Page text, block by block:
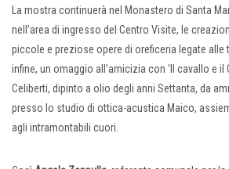
La mostra continuerà nel Monastero di Santa
nell’area di ingresso del Centro Visite, le
piccole e preziose opere di oreficeria legate alle
infine, un omaggio all’amicizia con ‘Il cavallo e il
Celiberti, dipinto a olio degli anni Settanta, da
presso lo studio di ottica-acustica Maico,
agli intramontabili cuori.